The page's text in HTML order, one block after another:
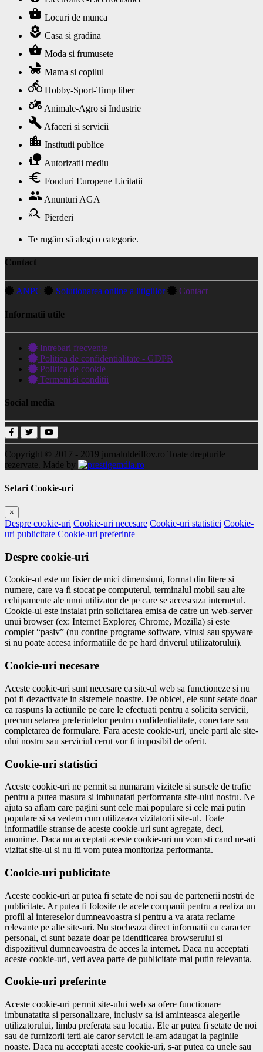
business_center Locuri de munca
local_florist Casa si gradina
shopping_basket Moda si frumusete
child_friendly Mama si copilul
directions_bike Hobby-Sport-Timp liber
agriculture Animale-Agro si Industrie
build Afaceri si servicii
location_city Institutii publice
nature_people Autorizatii mediu
euro Fonduri Europene Licitatii
group Anunturi AGA
search_off Pierderi
Te rugăm să alegi o categorie.
Contact
ANPC Solutionarea online a litigiilor Contact
Informatii utile
Intrebari frecvente
Politica de confidentialitate - GDPR
Politica de cookie
Termeni si conditii
Social media
Copyright © 2017 - 2019 jurnaluldeilfov.ro Toate drepturile
rezervate. Made by
Setari Cookie-uri
×
Despre cookie-uri Cookie-uri necesare Cookie-uri statistici Cookie-
uri publicitate Cookie-uri preferinte
Despre cookie-uri
Cookie-ul este un fisier de mici dimensiuni, format din litere si
numere, care va fi stocat pe computerul, terminalul mobil sau alte
echipamente ale unui utilizator de pe care se acceseaza internetul.
Cookie-ul este instalat prin solicitarea emisa de catre un web-server
unui browser (ex: Internet Explorer, Chrome, Mozilla) si este
complet “pasiv” (nu contine programe software, virusi sau spyware
si nu poate accesa informatiile de pe hard driverul utilizatorului).
Cookie-uri necesare
Aceste cookie-uri sunt necesare ca site-ul web sa functioneze si nu
pot fi dezactivate in sistemele noastre. De obicei, ele sunt setate doar
ca raspuns la actiunile pe care le efectuati pentru a solicita servicii,
precum setarea preferintelor pentru confidentialitate, conectare sau
completarea de formulare. Fara aceste cookie-uri, unele parti ale site-
ului nostru sau serviciul cerut vor fi imposibil de oferit.
Cookie-uri statistici
Aceste cookie-uri ne permit sa numaram vizitele si sursele de trafic
pentru a putea masura si imbunatati performanta site-ului nostru. Ne
ajuta sa aflam care pagini sunt cele mai populare si cele mai putin
populare si sa vedem cum utilizeaza vizitatorii site-ul. Toate
informatiile stranse de aceste cookie-uri sunt agregate, deci,
anonime. Daca nu acceptati aceste cookie-uri nu vom sti cand ne-ati
vizitat site-ul si nu iti vom putea monitoriza performanta.
Cookie-uri publicitate
Aceste cookie-uri ar putea fi setate de noi sau de partenerii nostri de
publicitate. Ar putea fi folosite de acele companii pentru a realiza un
profil al intereselor dumneavoastra si pentru a va arata reclame
relevante pe alte site-uri. Nu stocheaza direct informatii cu caracter
personal, ci sunt bazate doar pe identificarea browserului si
dispozitivul dumneavoastra de acces la internet. Daca nu acceptati
aceste cookie-uri, veti avea parte de publicitate mai putin relevanta.
Cookie-uri preferinte
Aceste cookie-uri permit site-ului web sa ofere functionare
imbunatatita si personalizare, inclusiv sa isi aminteasca alegerile
utilizatorului, limba preferata sau locatia. Ele ar putea fi setate de noi
sau de furnizorii terti ale caror servicii le-am adaugat la paginile
noaste. Daca nu acceptati aceste cookie-uri, s-ar putea ca unele sau